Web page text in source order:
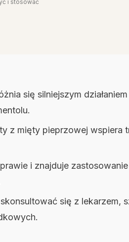
i stosować
się silniejszym
z mięty pieprzowej wspiera
i znajduje
się z lekarzem,